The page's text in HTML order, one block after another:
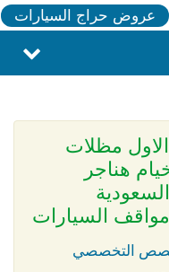
عروض حراج السيارات
مظلات
هناجر
السيارات
التخصصي